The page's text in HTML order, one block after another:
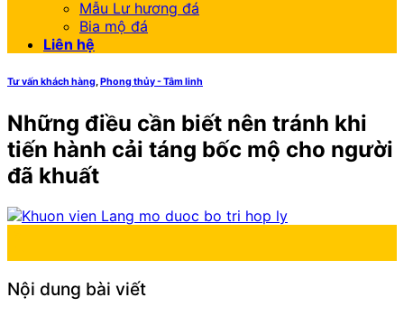
Mẫu Lư hương đá
Bia mộ đá
Liên hệ
Tư vấn khách hàng,Phong thủy - Tâm linh
Những điều cần biết nên tránh khi
tiến hành cải táng bốc mộ cho người
đã khuất
Nội dung bài viết